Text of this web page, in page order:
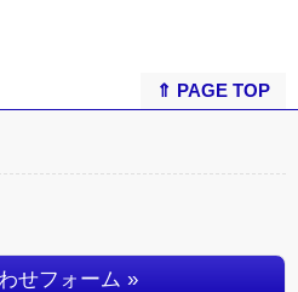
⇑ PAGE TOP
せフォーム »